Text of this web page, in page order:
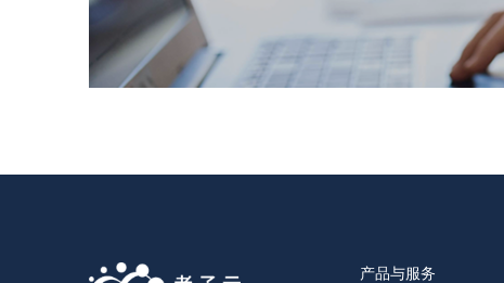
产品与服务